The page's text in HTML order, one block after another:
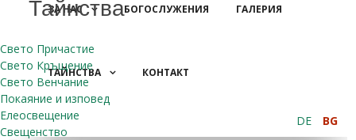
Тайнства
Свето Причастие
Свето Кръщение
Свето Венчание
Покаяние и изповед
Елеосвещение
Свещенство
ЗА НАС БОГОСЛУЖЕНИЯ ГАЛЕРИЯ
ТАЙНСТВА КОНТАКТ
DE BG